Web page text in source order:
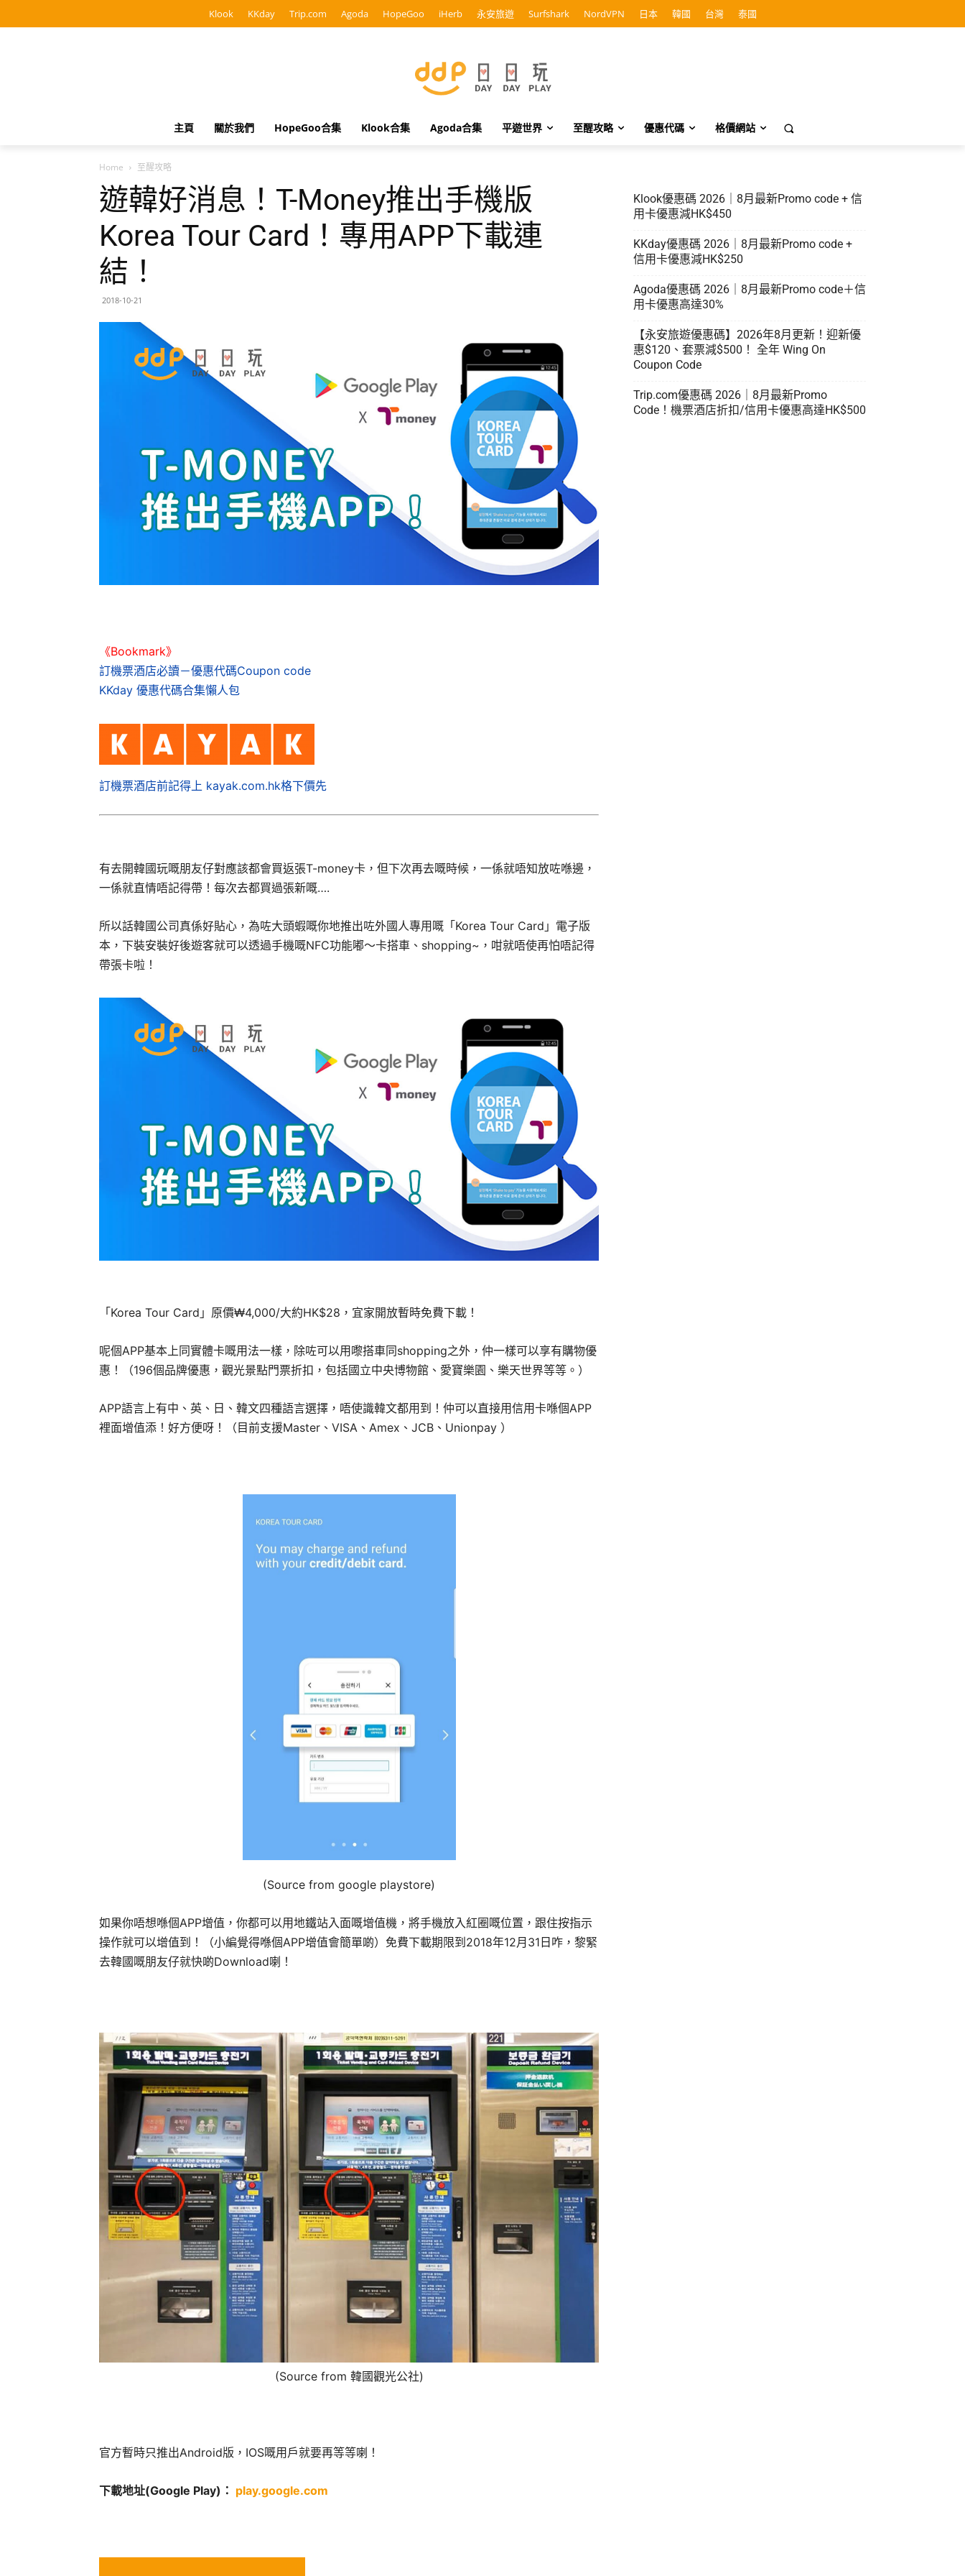
Klook KKday Trip.com Agoda HopeGoo iHerb 永安旅遊 Surfshark NordVPN 日本 韓國 台灣 泰國
主頁 關於我們 HopeGoo合集 Klook合集 Agoda合集 平遊世界 至醒攻略 優惠代碼 格價網站
Home 至醒攻略
遊韓好消息！T-Money推出手機版
Korea Tour Card！專用APP下載連
結！
2018-10-21
《Bookmark》
訂機票酒店必讀－優惠代碼Coupon code
KKday 優惠代碼合集懶人包
訂機票酒店前記得上 kayak.com.hk格下價先
有去開韓國玩嘅朋友仔對應該都會買返張T-money卡，但下次再去嘅時候，一係就唔知放咗喺邊，
一係就直情唔記得帶！每次去都買過張新嘅….
所以話韓國公司真係好貼心，為咗大頭蝦嘅你地推出咗外國人專用嘅「Korea Tour Card」電子版
本，下裝安裝好後遊客就可以透過手機嘅NFC功能嘟～卡搭車、shopping~，咁就唔使再怕唔記得
帶張卡啦！
「Korea Tour Card」原價₩4,000/大約HK$28，宜家開放暫時免費下載！
呢個APP基本上同實體卡嘅用法一樣，除咗可以用嚟搭車同shopping之外，仲一樣可以享有購物優
惠！（196個品牌優惠，觀光景點門票折扣，包括國立中央博物館、愛寶樂園、樂天世界等等。）
APP語言上有中、英、日、韓文四種語言選擇，唔使識韓文都用到！仲可以直接用信用卡喺個APP
裡面增值添！好方便呀！（目前支援Master、VISA、Amex、JCB、Unionpay ）
(Source from google playstore)
如果你唔想喺個APP增值，你都可以用地鐵站入面嘅增值機，將手機放入紅圈嘅位置，跟住按指示
操作就可以增值到！（小編覺得喺個APP增值會簡單啲）免費下載期限到2018年12月31日咋，黎緊
去韓國嘅朋友仔就快啲Download喇！
(Source from 韓國觀光公社)
官方暫時只推出Android版，IOS嘅用戶就要再等等喇！
下載地址(Google Play)： play.google.com
Klook優惠碼 2026｜8月最新Promo code + 信
用卡優惠減HK$450
KKday優惠碼 2026｜8月最新Promo code +
信用卡優惠減HK$250
Agoda優惠碼 2026｜8月最新Promo code＋信
用卡優惠高達30%
【永安旅遊優惠碼】2026年8月更新！迎新優
惠$120、套票減$500！ 全年 Wing On
Coupon Code
Trip.com優惠碼 2026｜8月最新Promo
Code！機票酒店折扣/信用卡優惠高達HK$500